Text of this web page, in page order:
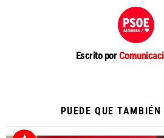
Escrito por
PUEDE QUE